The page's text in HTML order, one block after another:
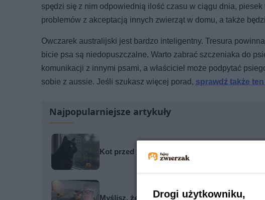
spędzi się z nim odpowiednią ilość czasu w ciągu dnia,
problemów z akceptacją innych zwierząt w domu, a także
Owczarek australijski jest bardzo inteligentny. Tresura
bicie psa są niedopuszczalne. Warto zabrać szczeniaka do
komunikacji z innymi psami, a właściciel może podpytać
sobie z aussie. Jeśli szukasz więcej porad, sprawdź także
Najpopularniejsze artykuły
Kot przed burzą zachowuje się dziwnie.
Myślisz, że kot patrzy Ci w oczy i wie, kim
Drogi użytkowniku,